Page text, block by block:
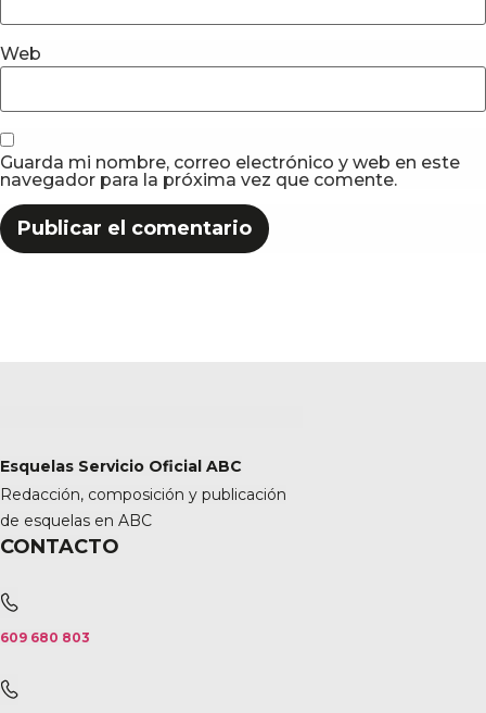
Web
Guarda mi nombre, correo electrónico y web en este
navegador para la próxima vez que comente.
Esquelas Servicio Oficial ABC
Redacción, composición y publicación
de esquelas en ABC
CONTACTO
609 680 803